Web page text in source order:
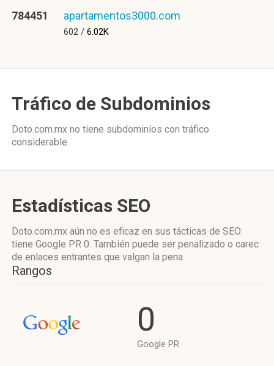
784451 apartamentos3000.com
602 / 6.02K
Tráfico de Subdominios
Doto.com.mx no tiene subdominios con tráfico
considerable.
Estadísticas SEO
Doto.com.mx aún no es eficaz en sus tácticas de SEO:
tiene Google PR 0. También puede ser penalizado o carec
de enlaces entrantes que valgan la pena.
Rangos
0
Google PR